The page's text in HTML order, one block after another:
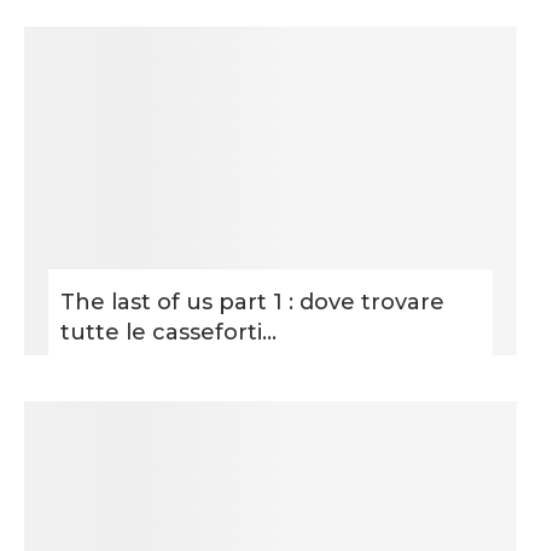
The last of us part 1 : dove trovare
tutte le casseforti...